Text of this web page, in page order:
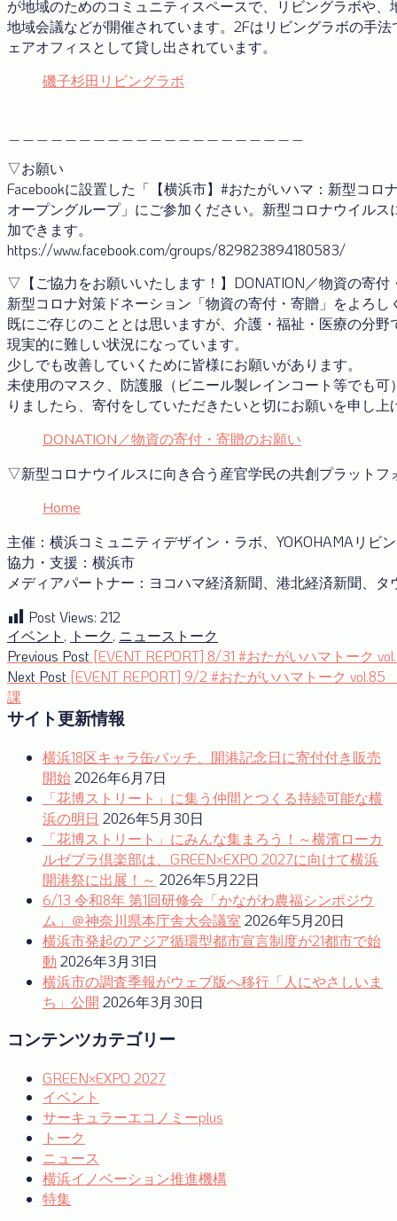
が地域のためのコミュニティスペースで、リビングラボや
地域会議などが開催されています。2Fはリビングラボの手
ェアオフィスとして貸し出されています。
磯子杉田リビングラボ
▽お願い
Facebookに設置した「【横浜市】#おたがいハマ：新型コ
オープングループ」にご参加ください。新型コロナウイル
加できます。
https://www.facebook.com/groups/829823894180583/
▽【ご協力をお願いいたします！】DONATION／物資の寄付
新型コロナ対策ドネーション「物資の寄付・寄贈」をよろし
既にご存じのこととは思いますが、介護・福祉・医療の分
現実的に難しい状況になっています。
少しでも改善していくために皆様にお願いがあります。
未使用のマスク、防護服（ビニール製レインコート等でも
りましたら、寄付をしていただきたいと切にお願いを申し上
DONATION／物資の寄付・寄贈のお願い
▽新型コロナウイルスに向き合う産官学⺠の共創プラットフ
Home
主催：横浜コミュニティデザイン・ラボ、YOKOHAMAリビ
協力・支援：横浜市
メディアパートナー：ヨコハマ経済新聞、港北経済新聞、タ
Post Views: 212
イベント , トーク, ニュース トーク
投
稿
ナ
ー
シ
Previous Post Previous
post:
[EVENT REPORT] 8/31 #おたがいハマトーク
Next Post Next
[EVENT REPORT] 9/2 #おたがいハマトーク
課
サイト更新情報
横浜18区キャラ缶バッチ、開港記念日に寄付付き販売
開始2026年6月7日
「花博ストリート」に集う仲間とつくる持続可能な横
浜の明日 2026年5月30日
「花博ストリート」にみんな集まろう！～横濱ローカ
ルゼブラ倶楽部は、GREEN×EXPO 2027に向けて横浜
開港祭に出展！～ 2026年5月22日
6/13 令和8年 第1回研修会「かながわ農福シンポジウ
ム」＠神奈川県本庁舎大会議室 2026年5月20日
横浜市発起のアジア循環型都市宣言制度が21都市で始
動 2026年3月31日
横浜市の調査季報がウェブ版へ移行「人にやさしいま
ち」公開 2026年3月30日
コンテンツカテゴリー
GREEN×EXPO 2027
イベント
サーキュラーエコノミーplus
トーク
ニュース
横浜イノベーション推進機構
特集